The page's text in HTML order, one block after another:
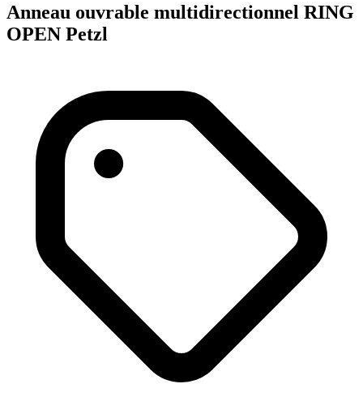
Anneau ouvrable multidirectionnel RING
OPEN Petzl